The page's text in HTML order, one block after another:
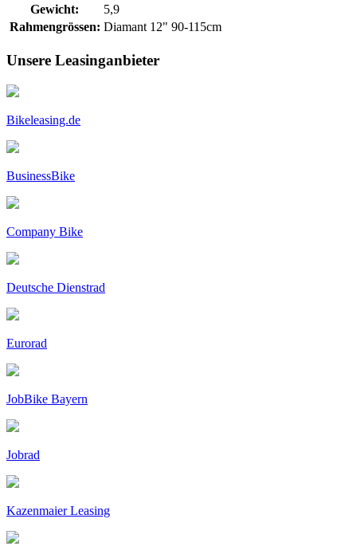
Gewicht:
5,9
Rahmengrössen: Diamant 12" 90-115cm
Unsere Leasinganbieter
Bikeleasing.de
BusinessBike
Company Bike
Deutsche Dienstrad
Eurorad
JobBike Bayern
Jobrad
Kazenmaier Leasing